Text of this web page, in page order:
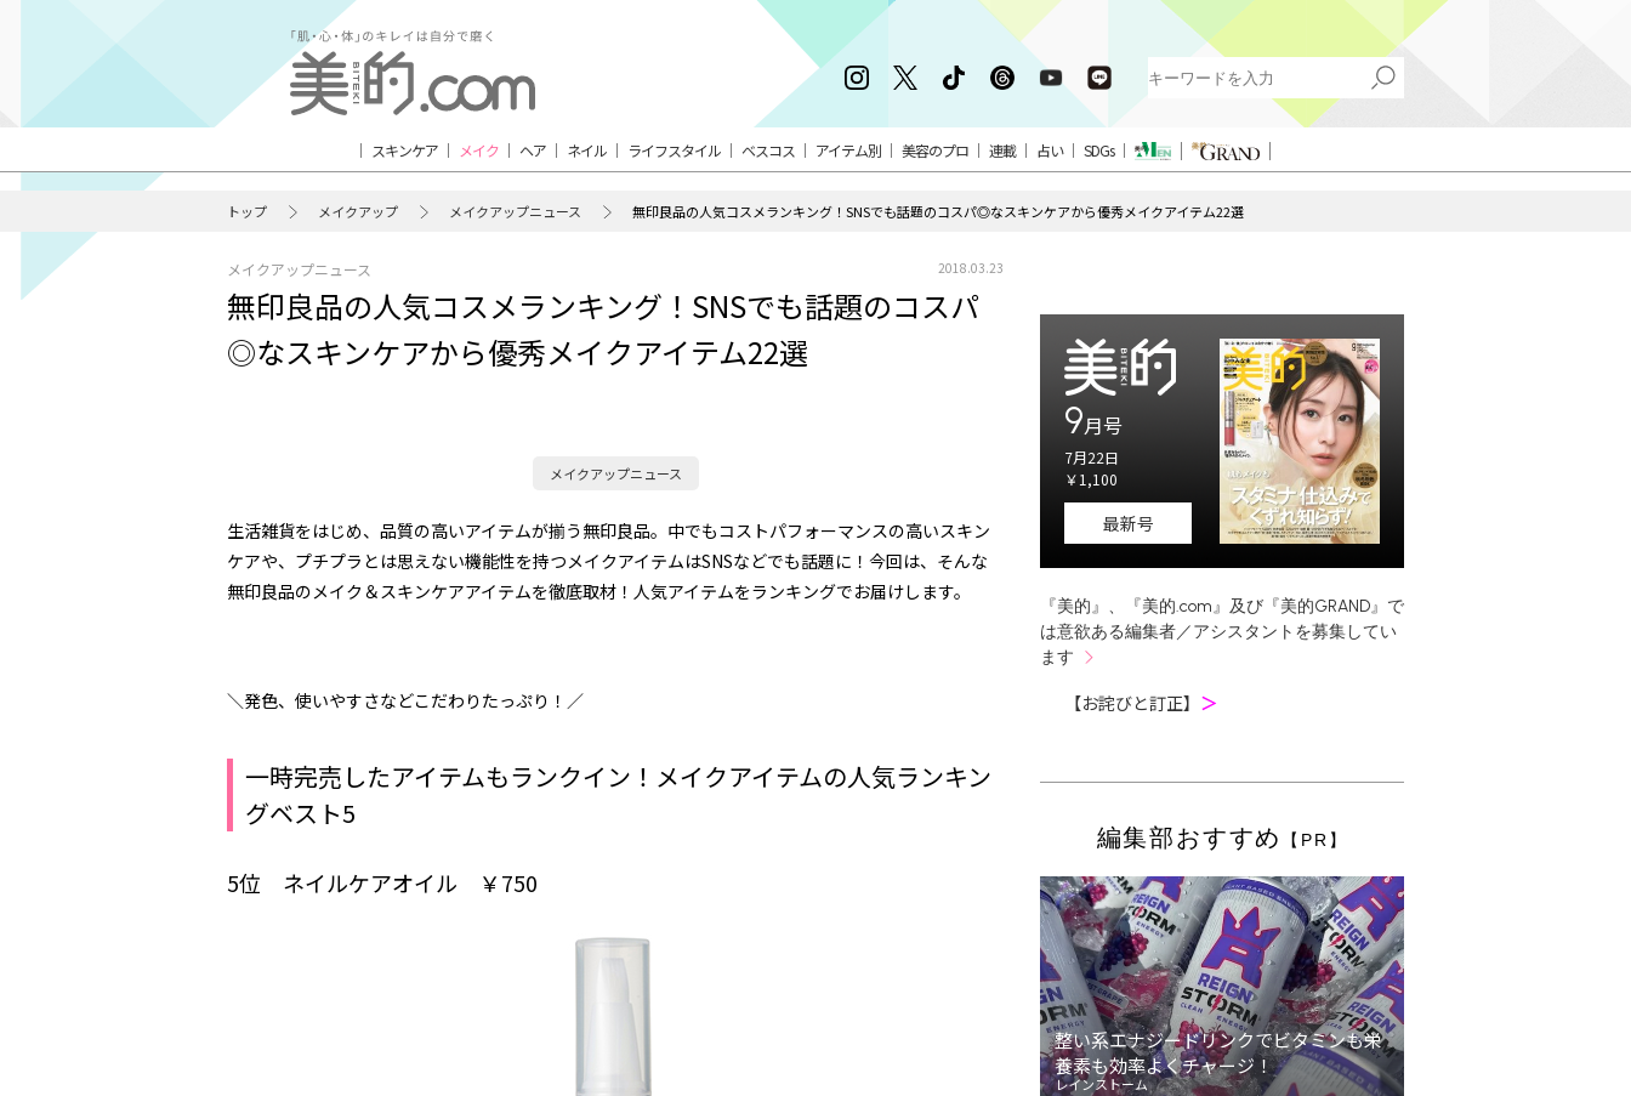
スキンケア メイク ヘア ネイル ライフスタイル ベスコス アイテム別 美容のプロ 連載 占い SDGs
トップ メイクアップ メイクアップニュース 無印良品の人気コスメランキング！SNSでも話題のコスパ◎なスキンケアから優秀メイクアイテム22選
メイクアップニュース 2018.03.23
無印良品の人気コスメランキング！SNSでも話題のコスパ
◎なスキンケアから優秀メイクアイテム22選
メイクアップニュース
生活雑貨をはじめ、品質の高いアイテムが揃う無印良品。中でもコストパフォーマンスの高いスキン
ケアや、プチプラとは思えない機能性を持つメイクアイテムはSNSなどでも話題に！今回は、そんな
無印良品のメイク＆スキンケアアイテムを徹底取材！人気アイテムをランキングでお届けします。
＼発色、使いやすさなどこだわりたっぷり！／
一時完売したアイテムもランクイン！メイクアイテムの人気ランキン
グベスト5
5位 ネイルケアオイル ￥750
9月号
7月22日
￥1,100
最新号
『美的』、『美的.com』及び『美的GRAND』で
は意欲ある編集者／アシスタントを募集してい
ます
【お詫びと訂正】 ＞
編集部おすすめ 【PR】
整い系エナジードリンクでビタミンも栄
養素も効率よくチャージ！
レインストーム